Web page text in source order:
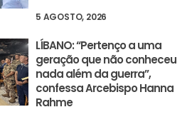
5 AGOSTO, 2026
LÍBANO: “Pertenço a uma
geração que não conheceu
nada além da guerra”,
confessa Arcebispo Hanna
Rahme